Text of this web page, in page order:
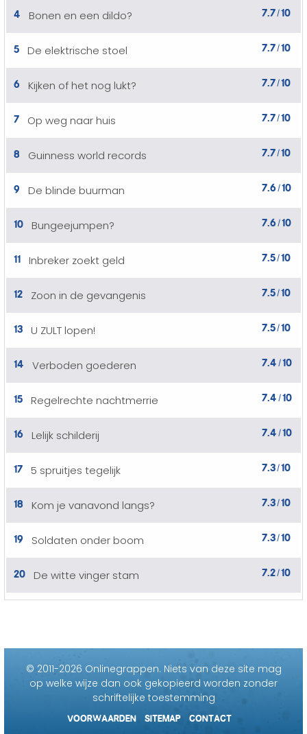
4 Bonen en een dildo? 7.7/10
5 De elektrische stoel 7.7/10
6 Kijken of het nog lukt? 7.7/10
7 Op weg naar huis 7.7/10
8 Guinness world records 7.7/10
9 De blinde buurman 7.6 /10
10 Bungeejumpen? 7.6 /10
11 Inbreker zoekt geld 7.5/10
12 Zoon in de gevangenis 7.5/10
13 U ZULT lopen! 7.5/10
14 Verboden goederen 7.4 /10
15 Regelrechte nachtmerrie 7.4 /10
16 Lelijk schilderij 7.4 /10
17 5 spruitjes tegelijk 7.3/10
18 Kom je vanavond langs? 7.3/10
19 Soldaten onder boom 7.3/10
20 De witte vinger stam 7.2/10
© 2011-2026 Onlinegrappen. Niets van deze site mag
op welke wijze dan ook gekopieerd worden zonder
schriftelijke toestemming
VOORWAARDEN SITEMAP CONTACT